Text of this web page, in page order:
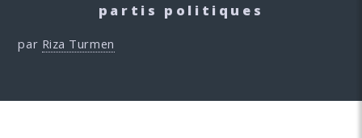
partis politiques
par Riza Turmen